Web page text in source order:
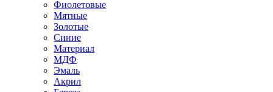
Фиолетовые
Мятные
Золотые
Синие
Материал
МДФ
Эмаль
Акрил